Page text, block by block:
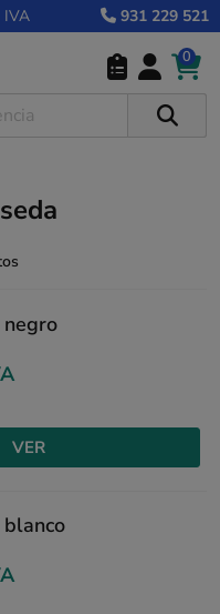
IVA 931 229 521
0
VER